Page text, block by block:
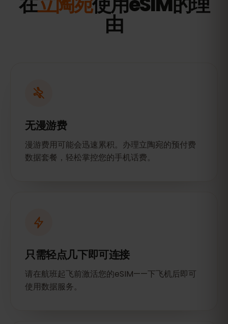
由
无漫游费
漫游费用可能会迅速累积。办理立陶宛的预付费
数据套餐，轻松掌控您的手机话费。
只需轻点几下即可连接
请在航班起飞前激活您的eSIM——下飞机后即可
使用数据服务。